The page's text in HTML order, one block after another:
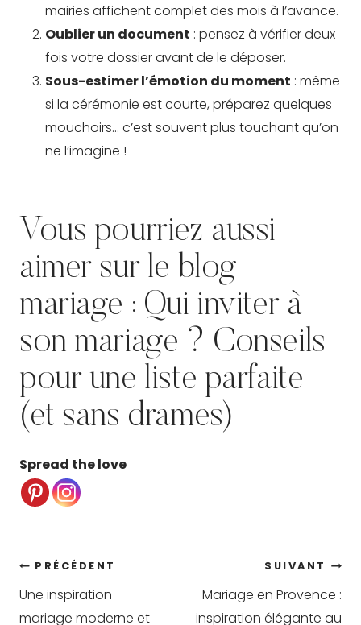
mairies affichent complet des mois à l’avance.
Oublier un document : pensez à vérifier deux
fois votre dossier avant de le déposer.
Sous-estimer l’émotion du moment : même
si la cérémonie est courte, préparez quelques
mouchoirs… c’est souvent plus touchant qu’on
ne l’imagine !
Vous pourriez aussi
aimer sur le blog
mariage : Qui inviter à
son mariage ? Conseils
pour une liste parfaite
(et sans drames)
Spread the love
Navigation
de
PRÉCÉDENT
Une inspiration
mariage moderne et
SUIVANT
Mariage en Provence :
inspiration élégante au